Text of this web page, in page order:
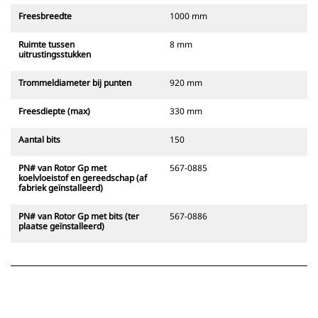
Freesbreedte 1000 mm
Ruimte tussen
uitrustingsstukken
8 mm
Trommeldiameter bij punten 920 mm
Freesdiepte (max) 330 mm
Aantal bits 150
PN# van Rotor Gp met
koelvloeistof en gereedschap (af
fabriek geïnstalleerd)
567-0885
PN# van Rotor Gp met bits (ter
plaatse geïnstalleerd)
567-0886